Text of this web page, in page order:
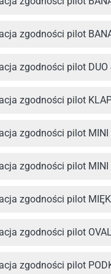
zgodności pilot
zgodności pilot
zgodności pilot
zgodności pilot
zgodności pilot
zgodności pilot
zgodności pilot
zgodności pilot